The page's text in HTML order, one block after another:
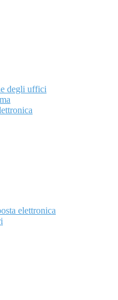
degli uffici
elettronica